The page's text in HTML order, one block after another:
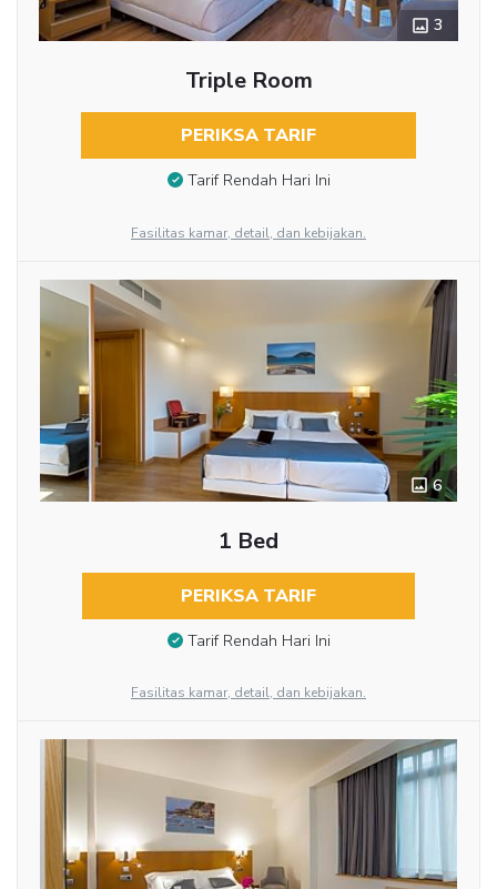
3
Triple Room
PERIKSA TARIF
Tarif Rendah Hari Ini
Fasilitas kamar, detail, dan kebijakan.
6
1 Bed
PERIKSA TARIF
Tarif Rendah Hari Ini
Fasilitas kamar, detail, dan kebijakan.